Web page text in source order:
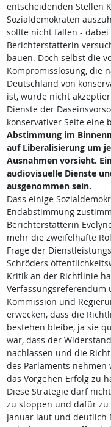
entscheidenden Stellen
Sozialdemokraten
sollte nicht fallen -
Berichterstatterin
bauen. Doch selbst die
Kompromisslösung, die
Deutschland von
ist, wurde nicht
Dienste der
konservativer Seite eine
Abstimmung im
auf Liberalisierung um
Ausnahmen vorsieht.
audiovisuelle Dienste
ausgenommen sein.
Dass einige
Endabstimmung
Berichterstatterin
mehr die zweifelhafte
Frage der
Schröders
Kritik an der Richtlinie
Verfassungsreferendum
Kommission und
erwecken, dass die
bestehen bleibe, ja sie
war, dass der
nachlassen und die
des Parlaments nehmen
das Vorgehen Erfolg zu
Diese Strategie darf
zu stoppen und dafür zu
Januar laut und deutlich